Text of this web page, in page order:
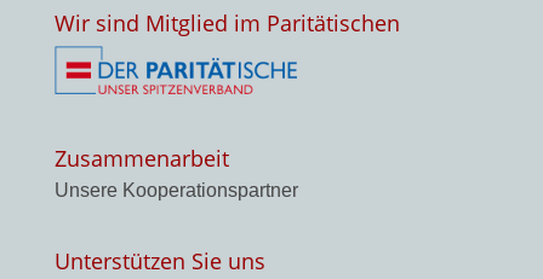
Wir sind Mitglied im Paritätischen
Zusammenarbeit
Unsere Kooperationspartner
Unterstützen Sie uns